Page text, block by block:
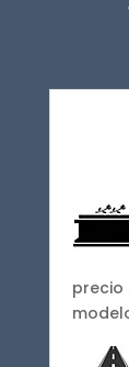
precio